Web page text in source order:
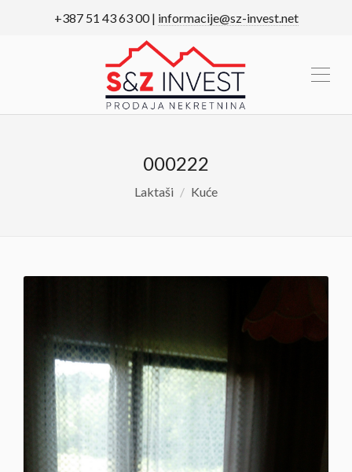
+387 51 43 63 00 | informacije@sz-invest.net
000222
Laktaši Kuće